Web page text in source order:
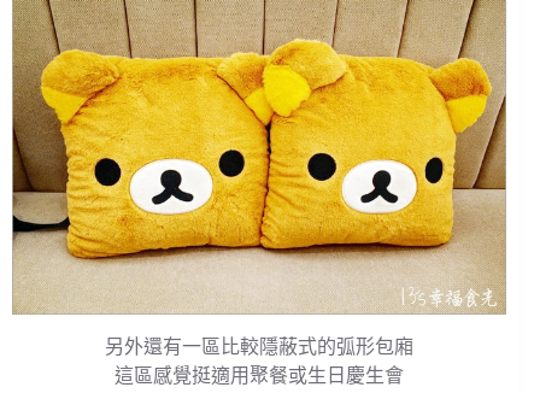
另外還有一區比較隱蔽式的弧形包廂
這區感覺挺適用聚餐或生日慶生會